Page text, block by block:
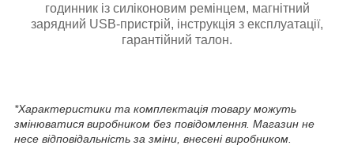
годинник із силіконовим ремінцем, магнітний
зарядний USB-пристрій, інструкція з експлуатації,
гарантійний талон.
*Характеристики та комплектація товару можуть
змінюватися виробником без повідомлення. Магазин не
несе відповідальність за зміни, внесені виробником.